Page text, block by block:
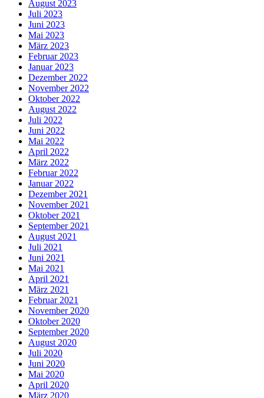
August 2023
Juli 2023
Juni 2023
Mai 2023
März 2023
Februar 2023
Januar 2023
Dezember 2022
November 2022
Oktober 2022
August 2022
Juli 2022
Juni 2022
Mai 2022
April 2022
März 2022
Februar 2022
Januar 2022
Dezember 2021
November 2021
Oktober 2021
September 2021
August 2021
Juli 2021
Juni 2021
Mai 2021
April 2021
März 2021
Februar 2021
November 2020
Oktober 2020
September 2020
August 2020
Juli 2020
Juni 2020
Mai 2020
April 2020
März 2020